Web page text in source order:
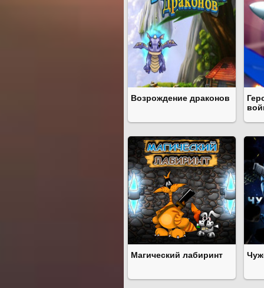
Возрождение драконов
Магический лабиринт